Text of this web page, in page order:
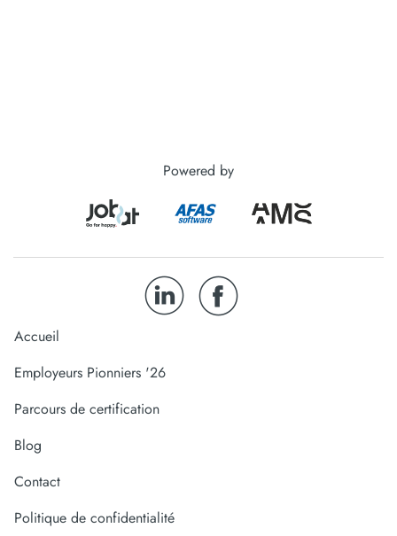
Powered by
Accueil
Employeurs Pionniers '26
Parcours de certification
Blog
Contact
Politique de confidentialité